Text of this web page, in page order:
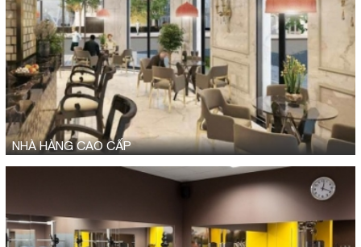
NHÀ HÀNG CAO CẤP